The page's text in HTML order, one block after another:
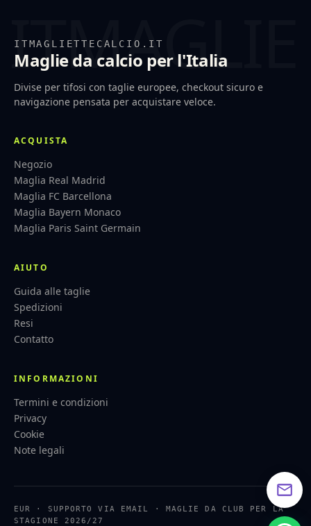
ITMAGLIETTECALCIO.IT
Maglie da calcio per l'Italia
Divise per tifosi con taglie europee, checkout sicuro e
navigazione pensata per acquistare veloce.
ACQUISTA
Negozio
Maglia Real Madrid
Maglia FC Barcellona
Maglia Bayern Monaco
Maglia Paris Saint Germain
AIUTO
Guida alle taglie
Spedizioni
Resi
Contatto
INFORMAZIONI
Termini e condizioni
Privacy
Cookie
Note legali
EUR · SUPPORTO VIA EMAIL · MAGLIE DA CLUB PER LA
STAGIONE 2026/27